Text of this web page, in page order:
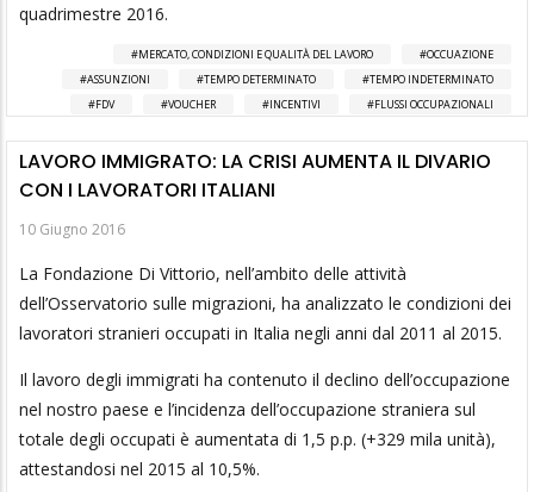
quadrimestre 2016.
MERCATO, CONDIZIONI E QUALITÀ DEL LAVORO
OCCUAZIONE
ASSUNZIONI
TEMPO DETERMINATO
TEMPO INDETERMINATO
FDV
VOUCHER INCENTIVI FLUSSI OCCUPAZIONALI
LAVORO IMMIGRATO: LA CRISI AUMENTA IL DIVARIO
CON I LAVORATORI ITALIANI
10 Giugno 2016
La Fondazione Di Vittorio, nell’ambito delle attività
dell’Osservatorio sulle migrazioni, ha analizzato le condizioni dei
lavoratori stranieri occupati in Italia negli anni dal 2011 al 2015.
Il lavoro degli immigrati ha contenuto il declino dell’occupazione
nel nostro paese e l’incidenza dell’occupazione straniera sul
totale degli occupati è aumentata di 1,5 p.p. (+329 mila unità),
attestandosi nel 2015 al 10,5%.